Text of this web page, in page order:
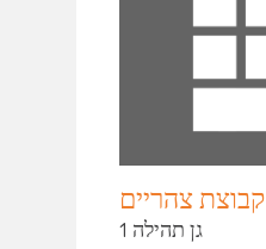
קבוצת צהריים
גן תהילה 1